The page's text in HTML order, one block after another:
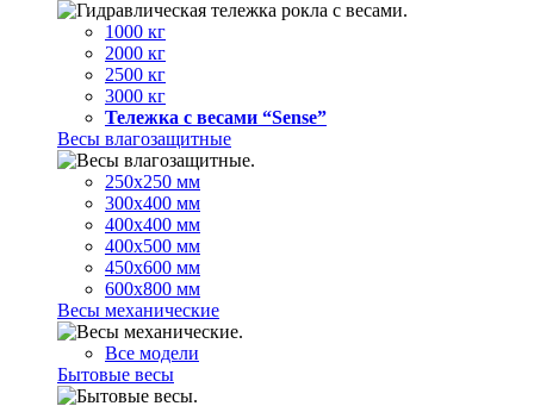
1000 кг
2000 кг
2500 кг
3000 кг
Тележка с весами “Sense”
Весы влагозащитные
250х250 мм
300х400 мм
400х400 мм
400х500 мм
450х600 мм
600х800 мм
Весы механические
Все модели
Бытовые весы